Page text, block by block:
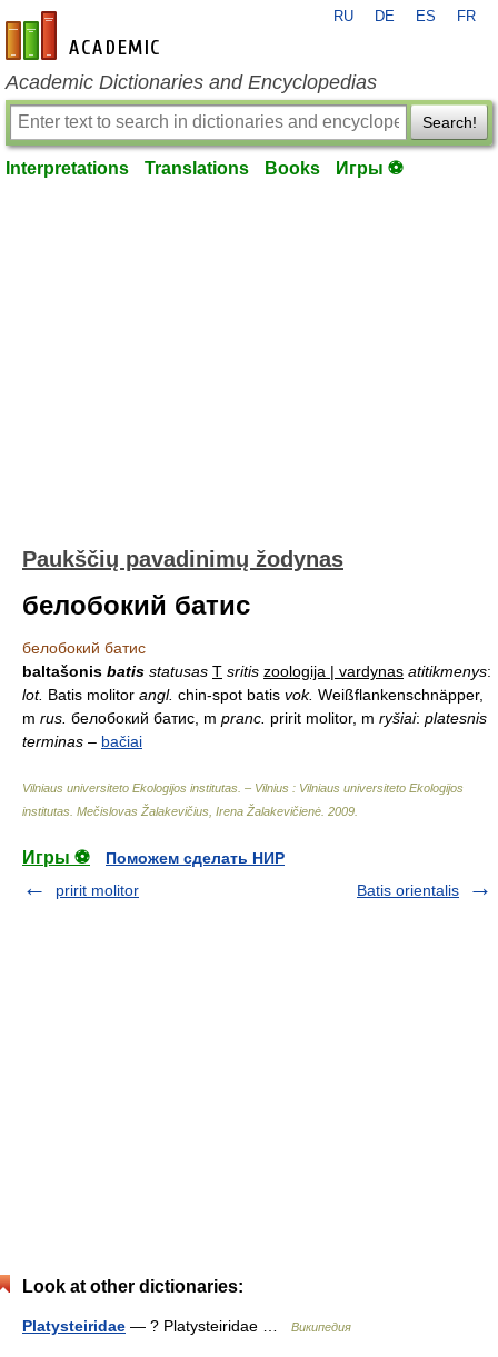
en-academic.com
RU DE ES FR
Academic Dictionaries and Encyclopedias
Search!
Interpretations Translations Books Игры ⚽
Paukščių pavadinimų žodynas
белобокий батис
белобокий батис
baltašonis batis statusas T sritis zoologija | vardynas atitikmenys:
lot. Batis molitor angl. chin-spot batis vok. Weißflankenschnäpper,
m rus. белобокий батис, m pranc. pririt molitor, m ryšiai: platesnis
terminas – bačiai
Vilniaus universiteto Ekologijos institutas. – Vilnius : Vilniaus universiteto Ekologijos
institutas Mečislovas Žalakevičius, Irena Žalakevičienė 2009
Игры ⚽
Поможем сделать НИР
pririt molitor
Batis orientalis
Look at other dictionaries:
Platysteiridae — ? Platysteiridae … Википедия